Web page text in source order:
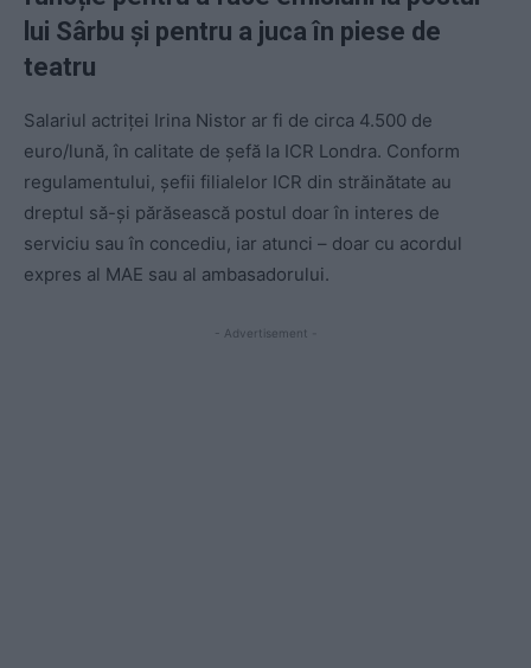
lui Sârbu și pentru a juca în piese de
teatru
Salariul actriței Irina Nistor ar fi de circa 4.500 de
euro/lună, în calitate de șefă la ICR Londra. Conform
regulamentului, șefii filialelor ICR din străinătate au
dreptul să-și părăsească postul doar în interes de
serviciu sau în concediu, iar atunci – doar cu acordul
expres al MAE sau al ambasadorului.
- Advertisement -